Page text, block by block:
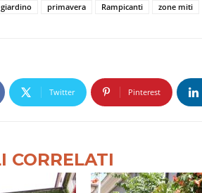
giardino primavera Rampicanti zone miti
Twitter Pinterest
CORRELATI